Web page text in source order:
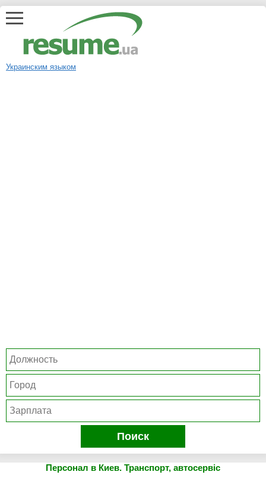
Украинским языком
Поиск
Персонал в Киев. Транспорт, автосервіс